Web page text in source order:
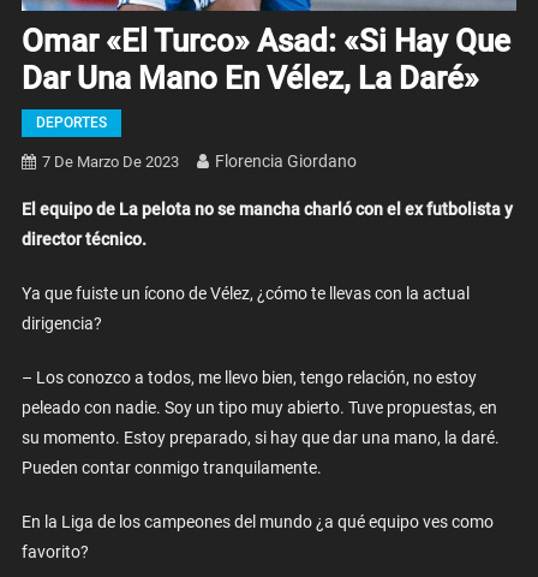
Omar «El Turco» Asad: «Si Hay Que
Dar Una Mano En Vélez, La Daré»
DEPORTES
7 De Marzo De 2023 Florencia Giordano
El equipo de La pelota no se mancha charló con el ex futbolista y
director técnico.
Ya que fuiste un ícono de Vélez, ¿cómo te llevas con la actual
dirigencia?
– Los conozco a todos, me llevo bien, tengo relación, no estoy
peleado con nadie. Soy un tipo muy abierto. Tuve propuestas, en
su momento. Estoy preparado, si hay que dar una mano, la daré.
Pueden contar conmigo tranquilamente.
En la Liga de los campeones del mundo ¿a qué equipo ves como
favorito?